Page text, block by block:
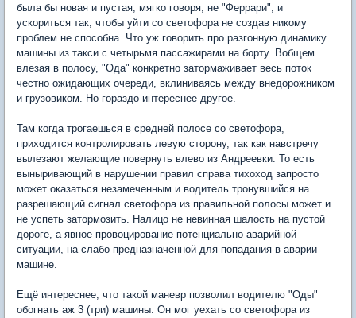
была бы новая и пустая, мягко говоря, не "Феррари", и
ускориться так, чтобы уйти со светофора не создав никому
проблем не способна. Что уж говорить про разгонную динамику
машины из такси с четырьмя пассажирами на борту. Вобщем
влезая в полосу, "Ода" конкретно затормаживает весь поток
честно ожидающих очереди, вклиниваясь между внедорожником
и грузовиком. Но гораздо интереснее другое.
Там когда трогаешься в средней полосе со светофора,
приходится контролировать левую сторону, так как навстречу
вылезают желающие повернуть влево из Андреевки. То есть
выныривающий в нарушении правил справа тихоход запросто
может оказаться незамеченным и водитель тронувшийся на
разрешающий сигнал светофора из правильной полосы может и
не успеть затормозить. Налицо не невинная шалость на пустой
дороге, а явное провоцирование потенциально аварийной
ситуации, на слабо предназначенной для попадания в аварии
машине.
Ещё интереснее, что такой маневр позволил водителю "Оды"
обогнать аж 3 (три) машины. Он мог уехать со светофора из